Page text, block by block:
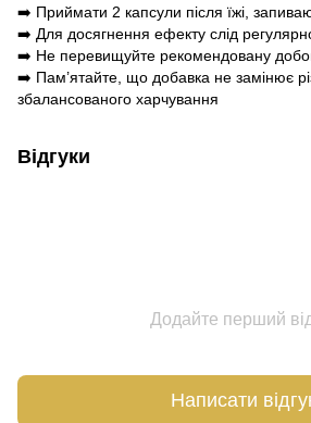
➡️ Приймати 2 капсули після їжі,
➡️ Для досягнення ефекту слід
➡️ Не перевищуйте рекомендовану
➡️ Пам’ятайте, що добавка не замінює
збалансованого харчування
Відгуки
Додайте перший
Написати